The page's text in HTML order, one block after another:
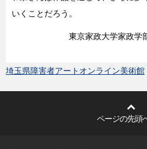
いくことだろう。
東京家政大学家政学
埼玉県障害者アートオンライン美術館
ページの先頭